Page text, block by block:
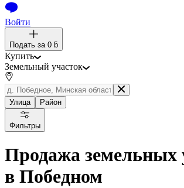
Войти
Подать за 0 ƃ
Купить
Земельный участок
Улица Район
Фильтры
Продажа земельных
в Победном